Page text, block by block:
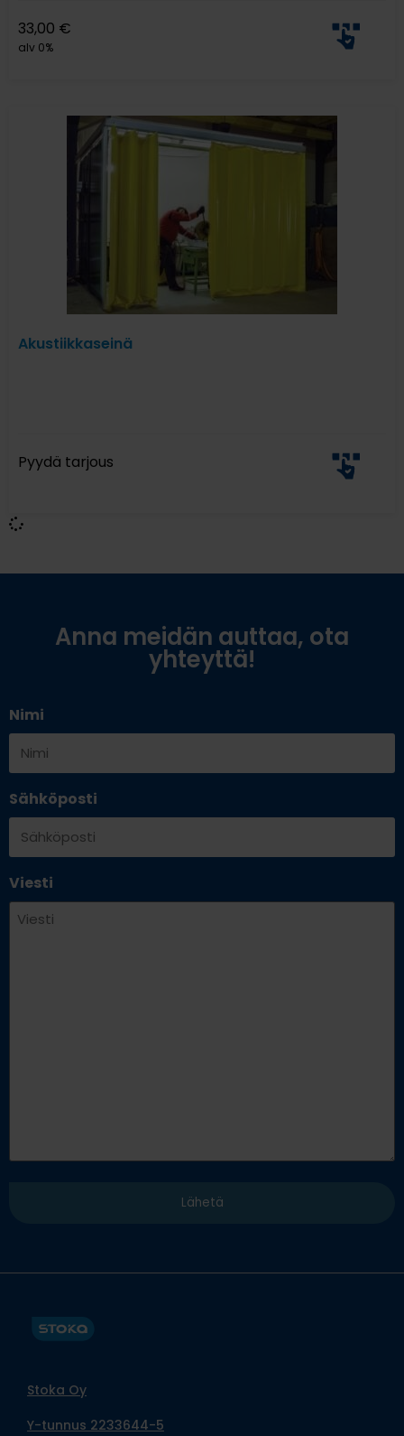
33,00 €
alv 0%
Akustiikkaseinä
Pyydä tarjous
Anna meidän auttaa, ota
yhteyttä!
Nimi
Sähköposti
Viesti
Stoka Oy
Y-tunnus 2233644-5